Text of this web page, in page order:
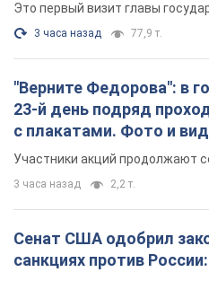
Это первый визит главы
3 часа назад 77,9 т.
"Верните Федорова": в
23-й день подряд
с плакатами. Фото и
Участники акций продолжают
3 часа назад 2,2 т.
Сенат США одобрил
санкциях против